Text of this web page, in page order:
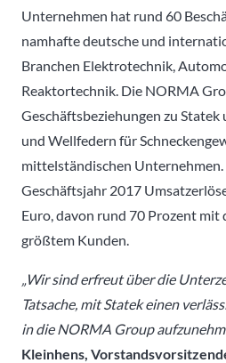
Unternehmen hat rund 60
namhafte deutsche und
Branchen Elektrotechnik,
Reaktortechnik. Die NORMA
Geschäftsbeziehungen zu Statek
und Wellfedern für
mittelständischen
Geschäftsjahr 2017
Euro, davon rund 70 Prozent
größtem Kunden.
„Wir sind erfreut über die
Tatsache, mit Statek einen
in die NORMA Group
Kleinhens,